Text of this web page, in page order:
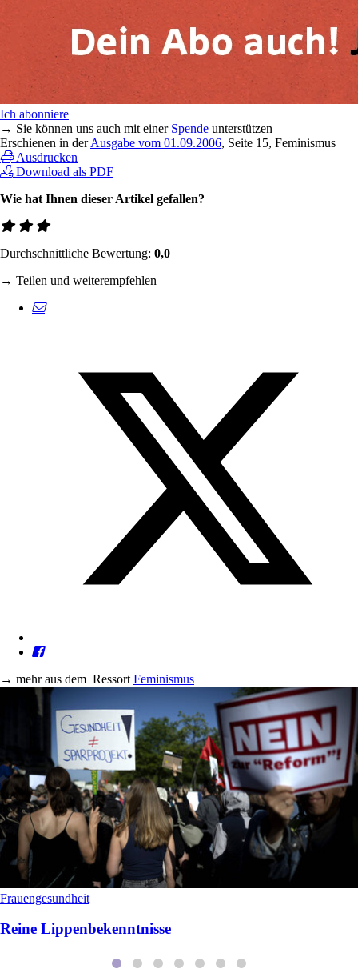
Ich abonniere
→ Sie können uns auch mit einer Spende unterstützen
Erschienen in derAusgabe vom 01.09.2006, Seite 15, Feminismus
Ausdrucken
Download als PDF
Wie hat Ihnen dieser Artikel gefallen?
Durchschnittliche Bewertung: 0,0
→ Teilen und weiterempfehlen
→ mehr aus dem Ressort Feminismus
Frauengesundheit
Reine Lippenbekenntnisse